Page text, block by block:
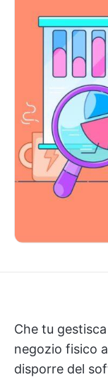
Che tu
negozio fisico
disporre del